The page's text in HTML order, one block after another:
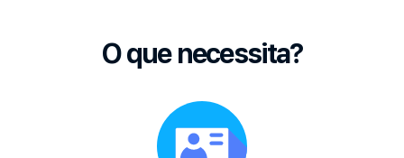
O que necessita?